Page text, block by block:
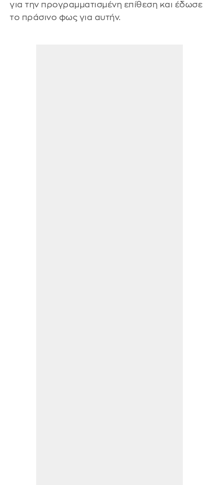
για την προγραμματισμένη επίθεση και έδωσε
το πράσινο φως για αυτήν.